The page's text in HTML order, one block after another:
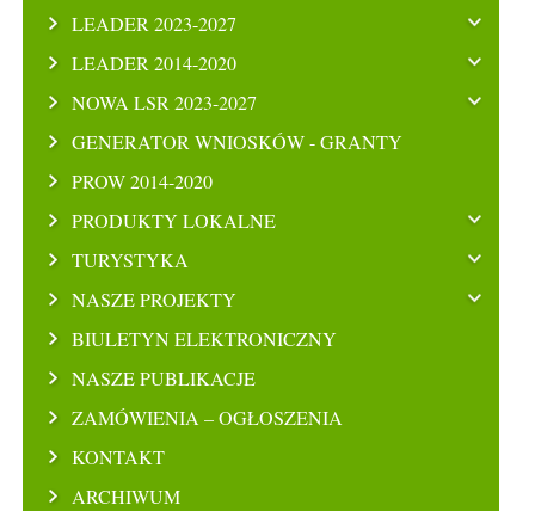
LEADER 2023-2027
LEADER 2014-2020
NOWA LSR 2023-2027
GENERATOR WNIOSKÓW - GRANTY
PROW 2014-2020
PRODUKTY LOKALNE
TURYSTYKA
NASZE PROJEKTY
BIULETYN ELEKTRONICZNY
NASZE PUBLIKACJE
ZAMÓWIENIA – OGŁOSZENIA
KONTAKT
ARCHIWUM